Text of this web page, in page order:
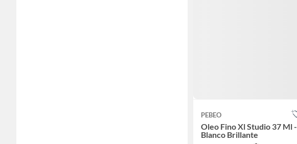
PEBEO
Oleo Fino Xl Studio 37 Ml -
Blanco Brillante